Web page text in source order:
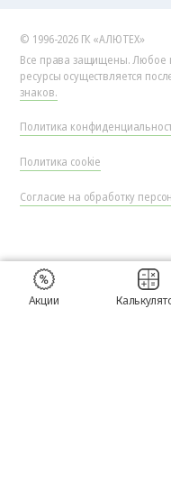
© 1996-2026 ГК «АЛЮТЕХ»
Все права защищены. Любое
ресурсы осуществляется
знаков.
Политика
Политика cookie
Согласие на обработку
Акции